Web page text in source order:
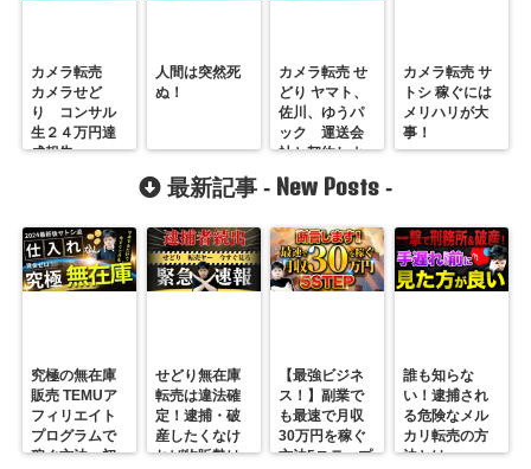
カメラ転売
カメラせど
り コンサル
生２４万円達
成報告
人間は突然死
ぬ！
カメラ転売 せ
どり ヤマト、
佐川、ゆうパ
ック 運送会
社と契約しよ
う！
カメラ転売 サ
トシ 稼ぐには
メリハリが大
事！
最新記事 - New Posts -
究極の無在庫
販売 TEMUア
フィリエイト
プログラムで
稼ぐ方法 初
せどり無在庫
転売は違法確
定！逮捕・破
産したくなけ
れば物販勢は
【最強ビジネ
ス！】副業で
も最速で月収
30万円を稼ぐ
方法5ステップ
誰も知らな
い！逮捕され
る危険なメル
カリ転売の方
法とは